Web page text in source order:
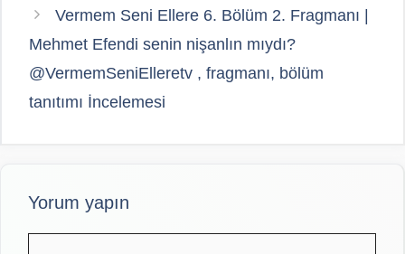
Vermem Seni Ellere 6. Bölüm 2. Fragmanı |
Mehmet Efendi senin nişanlın mıydı?
@VermemSeniElleretv , fragmanı, bölüm
tanıtımı İncelemesi
Yorum yapın